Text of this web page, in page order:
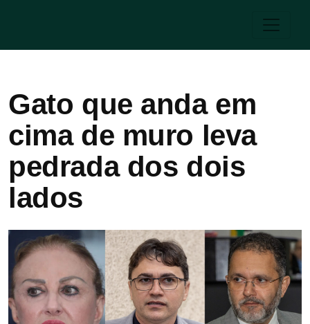
Gato que anda em
cima de muro leva
pedrada dos dois
lados